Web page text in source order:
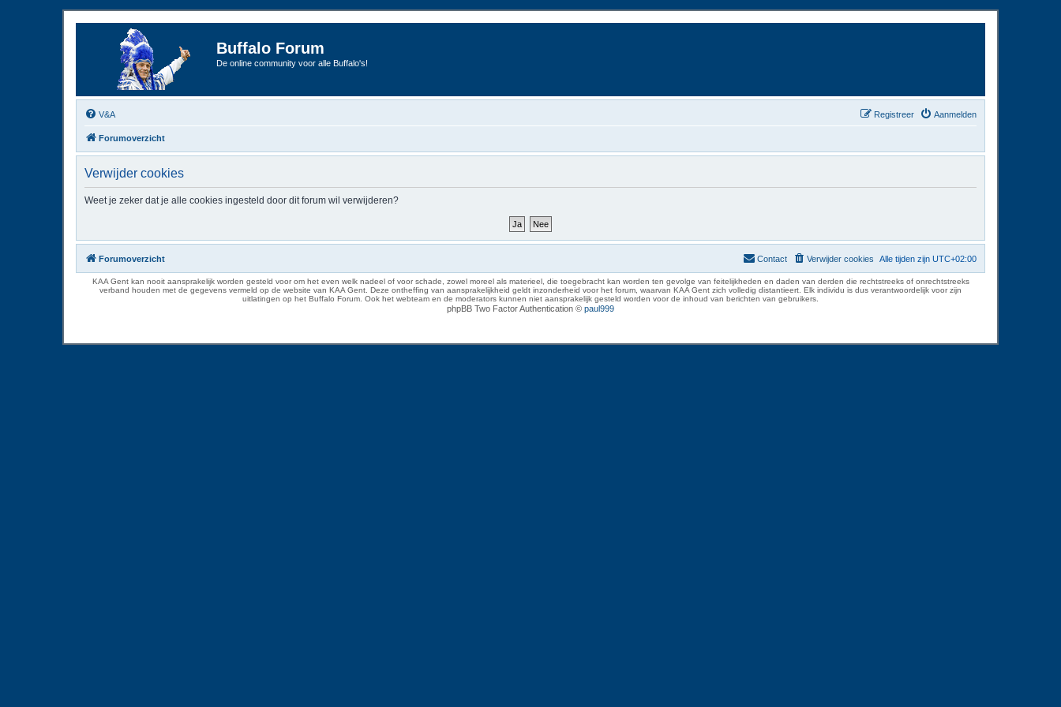
Buffalo Forum
De online community voor alle Buffalo's!
V&A Aanmelden
Registreer
Forumoverzicht
Verwijder cookies
Weet je zeker dat je alle cookies ingesteld door dit forum wil verwijderen?
Forumoverzicht Alle tijden zijn UTC+02:00
Verwijder cookies
Contact
KAA Gent kan nooit aansprakelijk worden gesteld voor om het even welk nadeel of voor schade, zowel moreel als materieel, die toegebracht kan worden ten gevolge van feitelijkheden en daden van derden die rechtstreeks of onrechtstreeks
verband houden met de gegevens vermeld op de website van KAA Gent. Deze ontheffing van aansprakelijkheid geldt inzonderheid voor het forum, waarvan KAA Gent zich volledig distantieert. Elk individu is dus verantwoordelijk voor zijn
uitlatingen op het Buffalo Forum. Ook het webteam en de moderators kunnen niet aansprakelijk gesteld worden voor de inhoud van berichten van gebruikers.
phpBB Two Factor Authentication © paul999